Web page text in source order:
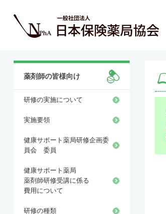
薬剤師の皆様向け
研修の実施について
実施要領
健康サポート薬局研修企画委
員会 委員
健康サポート薬局
薬剤師研修受講に係る
費用について
研修の種類